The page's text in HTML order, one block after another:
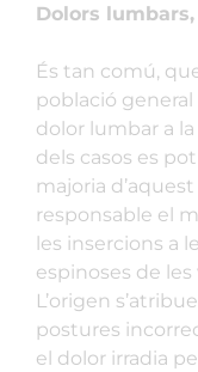
Dolors
És tan comú,
població
dolor lumbar a
dels casos es
majoria
responsable el
les insercions a
espinoses de
L’origen
postures
el dolor irradia